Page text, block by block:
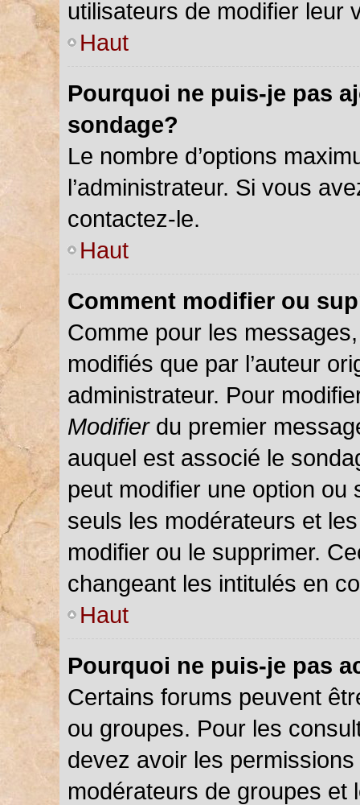
utilisateurs de modifier leur
Haut
Pourquoi ne puis-je pas
sondage?
Le nombre d’options
l’administrateur. Si vous
contactez-le.
Haut
Comment modifier ou
Comme pour les
modifiés que par l’auteur
administrateur. Pour
Modifierdu premier
auquel est associé le
peut modifier une option ou
seuls les modérateurs et
modifier ou le supprimer.
changeant les intitulés en
Haut
Pourquoi ne puis-je pas
Certains forums peuvent
ou groupes. Pour les
devez avoir les
modérateurs de groupes et